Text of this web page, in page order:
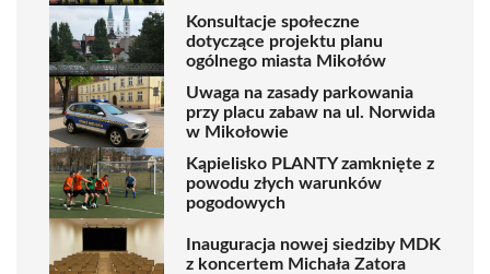
Konsultacje społeczne
dotyczące projektu planu
ogólnego miasta Mikołów
Uwaga na zasady parkowania
przy placu zabaw na ul. Norwida
w Mikołowie
Kąpielisko PLANTY zamknięte z
powodu złych warunków
pogodowych
Inauguracja nowej siedziby MDK
z koncertem Michała Zatora